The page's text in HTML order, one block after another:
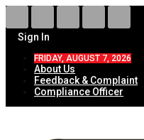
Sign In
FRIDAY, AUGUST 7, 2026
About Us
Feedback & Complaint
Compliance Officer